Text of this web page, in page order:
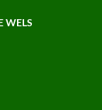
WELS